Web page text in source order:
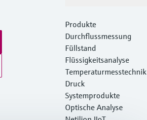
Produkte
Durchflussmessung
Füllstand
Flüssigkeitsanalyse
Temperaturmesstechnik
Druck
Systemprodukte
Optische Analyse